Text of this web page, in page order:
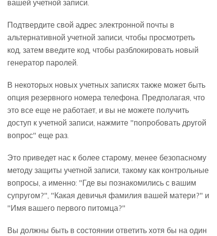
вашей учетной записи.
Подтвердите свой адрес электронной почты в
альтернативной учетной записи, чтобы просмотреть
код, затем введите код, чтобы разблокировать новый
генератор паролей.
В некоторых новых учетных записях также может быть
опция резервного номера телефона. Предполагая, что
это все еще не работает, и вы не можете получить
доступ к учетной записи, нажмите "попробовать другой
вопрос" еще раз.
Это приведет нас к более старому, менее безопасному
методу защиты учетной записи, такому как контрольные
вопросы, а именно: "Где вы познакомились с вашим
супругом?", "Какая девичья фамилия вашей матери?" и
"Имя вашего первого питомца?"
Вы должны быть в состоянии ответить хотя бы на один